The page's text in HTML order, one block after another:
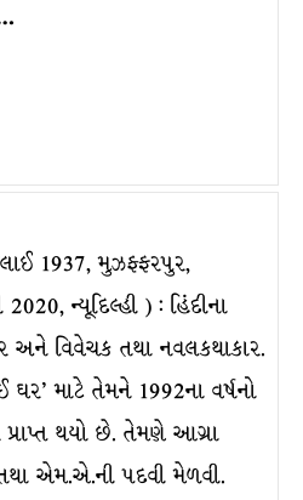
1937, મુઝફ્ફરપુર,
ન્યૂદિલ્હી ) : હિંદીના
અને વિવેચક તથા નવલકથાકાર.
ઘર’ માટે તેમને 1992ના વર્ષનો
પ્રાપ્ત થયો છે. તેમણે આગ્રા
તથા એમ.એ.ની પદવી મેળવી.